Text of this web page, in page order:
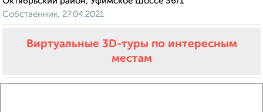
Собственник, 27.04.2021
Виртуальные 3D-туры по интересным
местам